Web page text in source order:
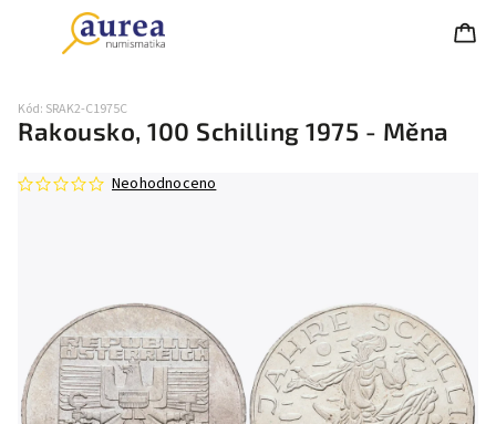
Rakousko, 100 Schilling 1975 - Měna
Kód: SRAK2-C1975C
Neohodnoceno